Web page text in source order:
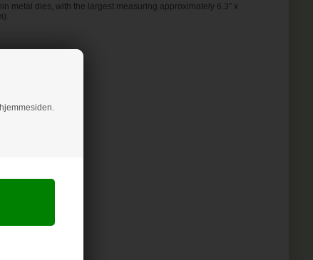
metal dies, with the largest measuring approximately 6.3” x